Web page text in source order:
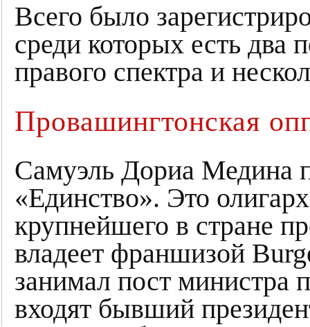
Всего было
среди которых есть два
правого спектра и
Провашингтонская
Самуэль Дориа Медина
«Единство». Это
крупнейшего в стране
владеет франшизой
занимал пост министра
входят бывший